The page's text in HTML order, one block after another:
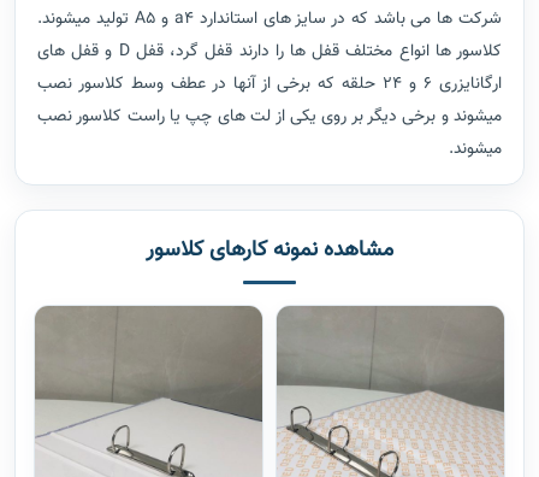
شرکت ها می باشد که در سایز های استاندارد a4 و A5 تولید میشوند.
کلاسور ها انواع مختلف قفل ها را دارند قفل گرد، قفل D و قفل های
ارگانایزری 6 و 24 حلقه که برخی از آنها در عطف وسط کلاسور نصب
میشوند و برخی دیگر بر روی یکی از لت های چپ یا راست کلاسور نصب
میشوند.
مشاهده نمونه کارهای کلاسور